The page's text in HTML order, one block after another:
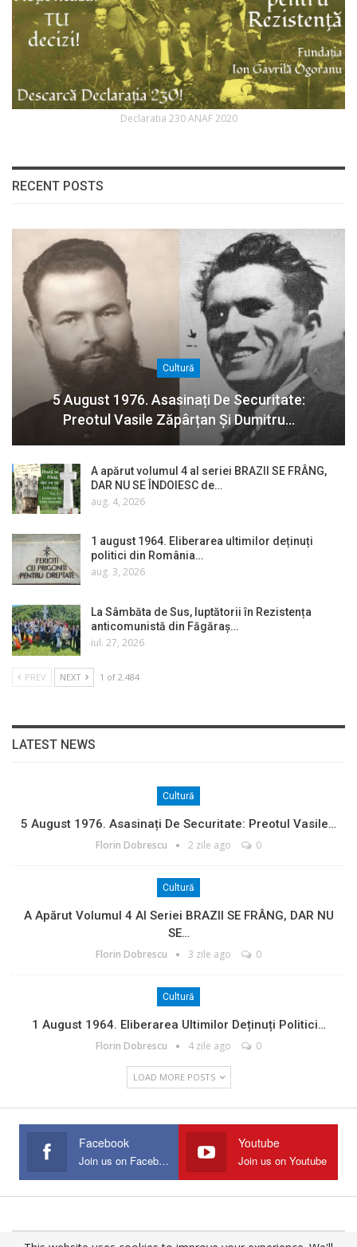
Declaratia 230 ANAF 2020
RECENT POSTS
Cultură
5 August 1976. Asasinați De Securitate:
Preotul Vasile Zăpârțan Și Dumitru…
A apărut volumul 4 al seriei BRAZII SE FRÂNG,
DAR NU SE ÎNDOIESC de…
aug. 4, 2026
1 august 1964. Eliberarea ultimilor deținuți
politici din România…
aug. 3, 2026
La Sâmbăta de Sus, luptătorii în Rezistența
anticomunistă din Făgăraș…
iul. 27, 2026
PREV NEXT 1 of 2.484
LATEST NEWS
Cultură
5 August 1976. Asasinați De Securitate: Preotul Vasile…
Florin Dobrescu 2 zile ago 0
Cultură
A Apărut Volumul 4 Al Seriei BRAZII SE FRÂNG, DAR NU
SE…
Florin Dobrescu 3 zile ago 0
Cultură
1 August 1964. Eliberarea Ultimilor Deținuți Politici…
Florin Dobrescu 4 zile ago 0
LOAD MORE POSTS
Facebook
Join us on Facebook
Youtube
Join us on Youtube